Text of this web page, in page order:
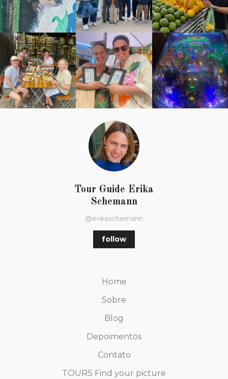
Tour Guide Erika
Schemann
@erikaschemann
follow
Home
Sobre
Blog
Depoimentos
Contato
TOURS Find your picture